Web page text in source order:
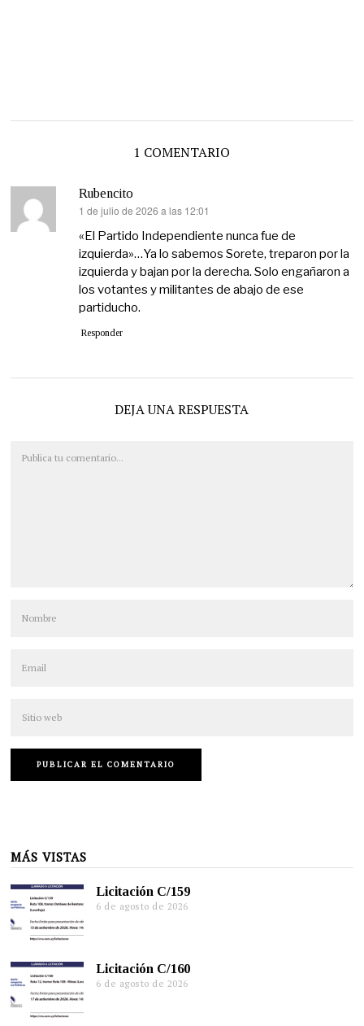
1 COMENTARIO
Rubencito
dice:
1 de julio de 2026 a las 12:01
«El Partido Independiente nunca fue de
izquierda»…Ya lo sabemos Sorete, treparon por la
izquierda y bajan por la derecha. Solo engañaron a
los votantes y militantes de abajo de ese
partiducho.
Responder
DEJA UNA RESPUESTA
MÁS VISTAS
Licitación C/159
6 de agosto de 2026
Licitación C/160
6 de agosto de 2026